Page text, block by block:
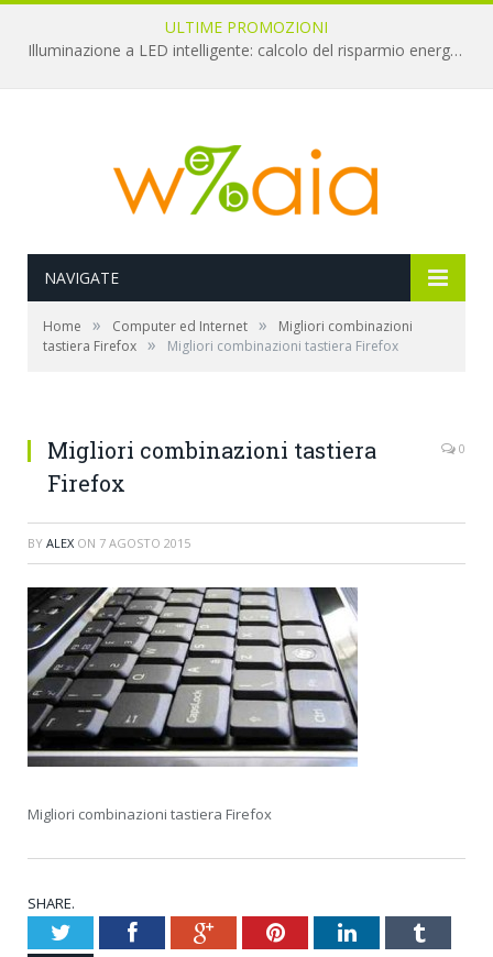
ULTIME PROMOZIONI
Illuminazione a LED intelligente: calcolo del risparmio energetico reale
NAVIGATE
Home » Computer ed Internet »
Migliori combinazioni
tastiera Firefox » Migliori combinazioni tastiera Firefox
Migliori combinazioni tastiera
Firefox
0
BY ALEX ON 7 AGOSTO 2015
Migliori combinazioni tastiera Firefox
SHARE.
TwitterFacebookGoogle+PinterestLinkedInTumblr